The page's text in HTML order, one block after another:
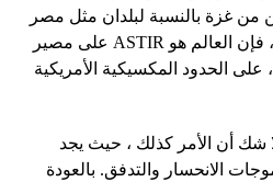
من غزة بالنسبة لبلدان مثل مصر
أو الأردن؟ في الوقت نفسه ، فإن العالم هو ASTIR على مصير
على الحدود المكسيكية الأمريكية
شك أن الأمر كذلك ، حيث يجد
الانحسار والتدفق. بالعودة